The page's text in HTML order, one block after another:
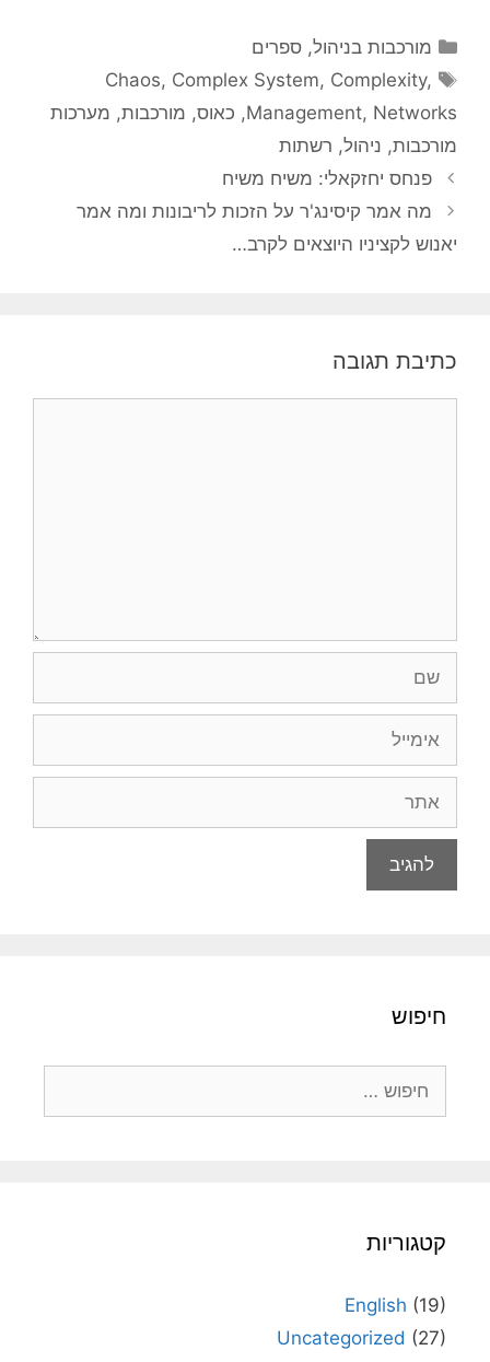
קטגוריות
מורכבות בניהול,ספרים
תגיות
Chaos, Complex System, Complexity,
Management, Networks
, כאוס, מורכבות, מערכות
מורכבות, ניהול, רשתות
פנחס יחזקאלי: משיח משיח
מה אמר קיסינג'ר על הזכות לריבונות ומה אמר
יאנוש לקציניו היוצאים לקרב…
כתיבת תגובה
חיפוש
קטגוריות
English (19)
Uncategorized (27)